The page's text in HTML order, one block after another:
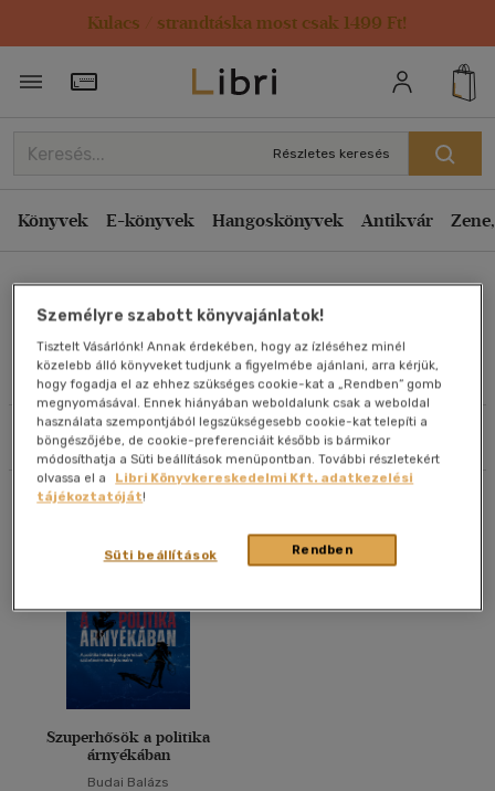
Kulacs / strandtáska most csak 1499 Ft!
Törzsvásárlói Kártya adatai
Részletes keresés
Könyvek E-könyvek Hangoskönyvek Antikvár
Budai Balázs
Művei
Szűrés Rendezés
Rendezés
Kiadás éve szerint csökkenő
Ár szerint csökkenő
Eladott darabszám szerint csökkenő
Eladott darabszám szerint növekvő
Cím szerint A-Z
Szerző szerint A-Z
Megjelenítés
20 db / oldal
Alkalmaz
Szuperhősök a politika
árnyékában
Budai Balázs
Személyre szabott könyvajánlatok!
Tisztelt Vásárlónk! Annak érdekében, hogy az ízléséhez minél
közelebb álló könyveket tudjunk a figyelmébe ajánlani, arra kérjük,
hogy fogadja el az ehhez szükséges cookie-kat a „Rendben” gomb
megnyomásával. Ennek hiányában weboldalunk csak a weboldal
használata szempontjából legszükségesebb cookie-kat telepíti a
böngészőjébe, de cookie-preferenciáit később is bármikor
módosíthatja a Süti beállítások menüpontban. További részletekért
olvassa el a
Libri Könyvkereskedelmi Kft. adatkezelési
tájékoztatóját!
Rendben
Süti beállítások